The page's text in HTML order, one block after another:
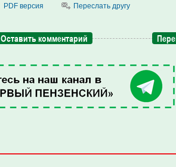
PDF версия Переслать другу
Оставить комментарий